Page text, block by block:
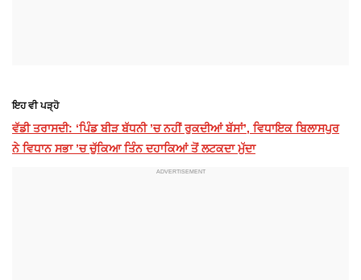
ਇਹ ਵੀ ਪੜ੍ਹੋ
ਵੱਡੀ ਤਰਾਸਦੀ: ‘ਪਿੰਡ ਬੀੜ ਬੱਧਨੀ ’ਚ ਨਹੀਂ ਰੁਕਦੀਆਂ ਬੱਸਾਂ’, ਵਿਧਾਇਕ ਬਿਲਾਸਪੁਰ
ਨੇ ਵਿਧਾਨ ਸਭਾ ’ਚ ਚੁੱਕਿਆ ਤਿੰਨ ਦਹਾਕਿਆਂ ਤੋਂ ਲਟਕਦਾ ਮੁੱਦਾ